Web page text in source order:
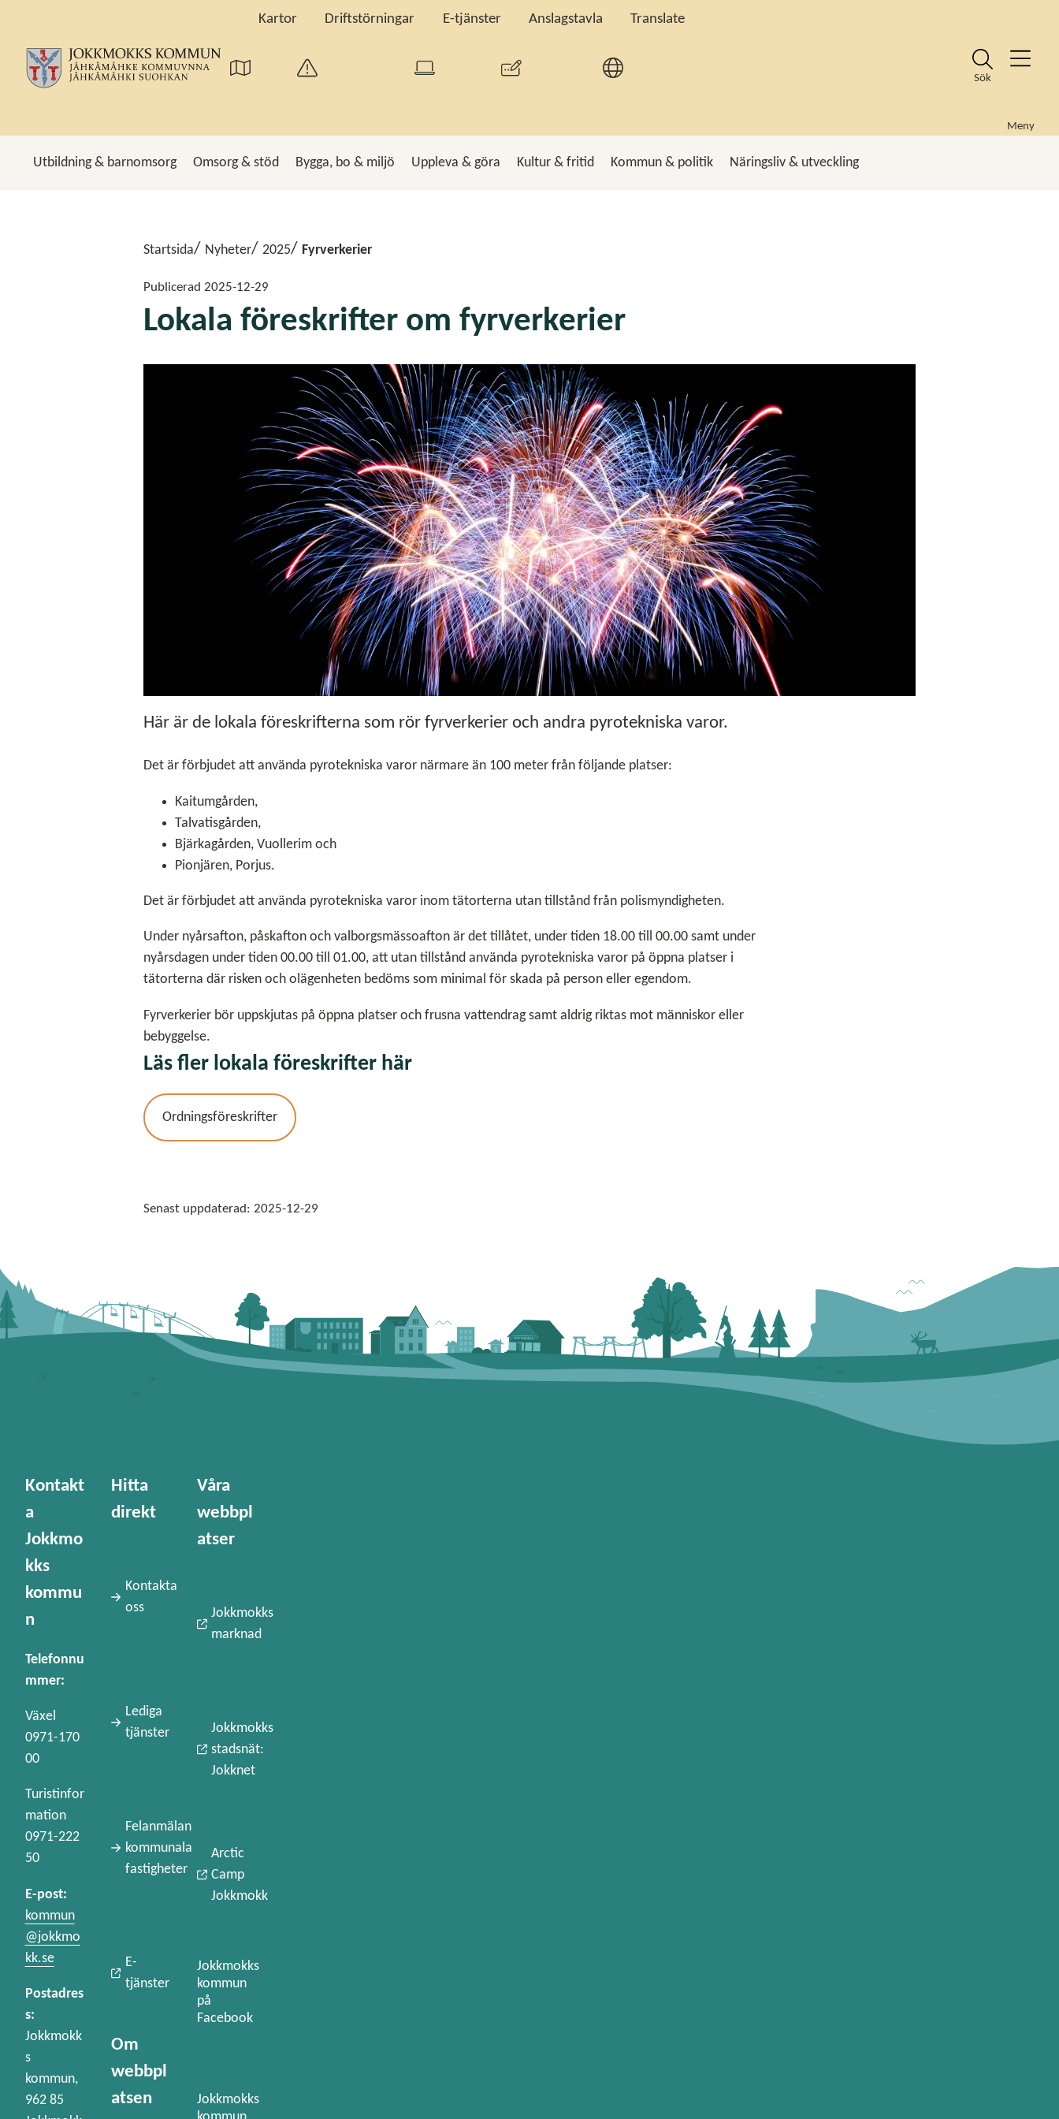
Kartor Driftstörningar E-tjänster Anslagstavla Translate
Sök
Meny
Utbildning & barnomsorg Omsorg & stöd Bygga, bo & miljö Uppleva & göra Kultur & fritid Kommun & politik Näringsliv & utveckling
Startsida Nyheter 2025 Fyrverkerier
Lokala föreskrifter om fyrverkerier
Publicerad 2025-12-29
Här är de lokala föreskrifterna som rör fyrverkerier och andra pyrotekniska varor.
Det är förbjudet att använda pyrotekniska varor närmare än 100 meter från följande platser:
Kaitumgården,
Talvatisgården,
Bjärkagården, Vuollerim och
Pionjären, Porjus.
Det är förbjudet att använda pyrotekniska varor inom tätorterna utan tillstånd från polismyndigheten.
Under nyårsafton, påskafton och valborgsmässoafton är det tillåtet, under tiden 18.00 till 00.00 samt under
nyårsdagen under tiden 00.00 till 01.00, att utan tillstånd använda pyrotekniska varor på öppna platser i
tätorterna där risken och olägenheten bedöms som minimal för skada på person eller egendom.
Fyrverkerier bör uppskjutas på öppna platser och frusna vattendrag samt aldrig riktas mot människor eller
bebyggelse.
Läs fler lokala föreskrifter här
Ordningsföreskrifter
Senast uppdaterad: 2025-12-29
Kontakt
a
Jokkmo
kks
kommu
n
Telefonnu
mmer:
Växel
0971-170
00
Turistinfor
mation
0971-222
50
E-post:
kommun
@jokkmo
kk.se
Postadres
s:
Jokkmokk
s
kommun,
962 85
Hitta
direkt
Kontakta
oss
Lediga
tjänster
Felanmälan
kommunala
fastigheter
E-
tjänster
Om
webbpl
atsen
Våra
webbpl
atser
Jokkmokks
marknad
Jokkmokks
stadsnät:
Jokknet
Arctic
Camp
Jokkmokk
Jokkmokks
kommun
på
Facebook
Jokkmokks